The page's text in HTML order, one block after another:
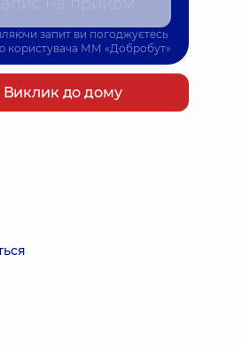
запит ви погоджуєтесь
користувача ММ «Добробут»
Виклик до дому